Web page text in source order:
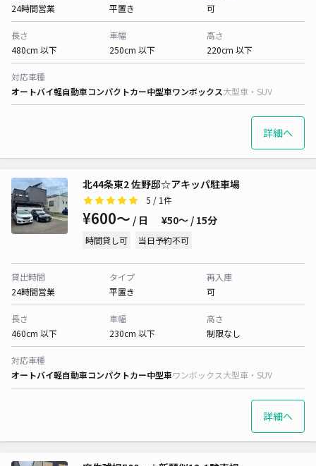
24時間営業
平置き
可
長さ
480cm 以下
車幅
250cm 以下
高さ
220cm 以下
対応車種
オートバイ軽自動車コンパクトカー中型車ワンボックス大型車・SUV
詳細へ
北44条東2 佐野邸☆アキッパ駐車場
5 / 1件
¥600〜 / 日 ¥50〜 / 15分
時間貸し可 当日予約不可
貸出時間
24時間営業
タイプ
平置き
再入庫
可
長さ
460cm 以下
車幅
230cm 以下
高さ
制限なし
対応車種
オートバイ軽自動車コンパクトカー中型車ワンボックス大型車・SUV
詳細へ